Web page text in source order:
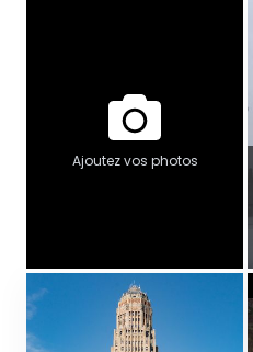
Ajoutez vos photos